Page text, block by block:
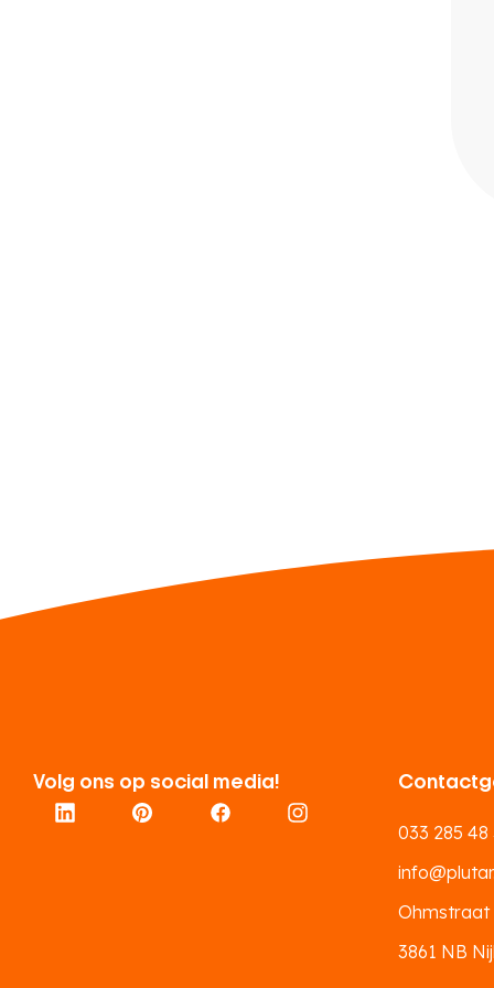
Volg ons op social media!
033 285 48
Ohmstraat
3861 NB